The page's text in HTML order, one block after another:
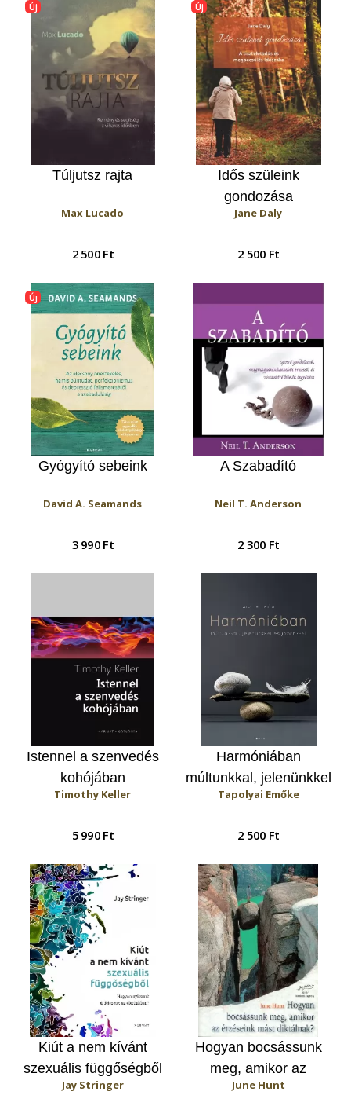
Új
Túljutsz rajta
Max Lucado
2 500 Ft
Új
Idős szüleink
gondozása
Jane Daly
2 500 Ft
Új
Gyógyító sebeink
David A. Seamands
3 990 Ft
A Szabadító
Neil T. Anderson
2 300 Ft
Istennel a szenvedés
kohójában
Timothy Keller
5 990 Ft
Harmóniában
múltunkkal, jelenünkkel
és jövőnkkel
Tapolyai Emőke
2 500 Ft
Kiút a nem kívánt
szexuális függőségből
Jay Stringer
Hogyan ​bocsássunk
meg, amikor az
érzéseink mást
June Hunt